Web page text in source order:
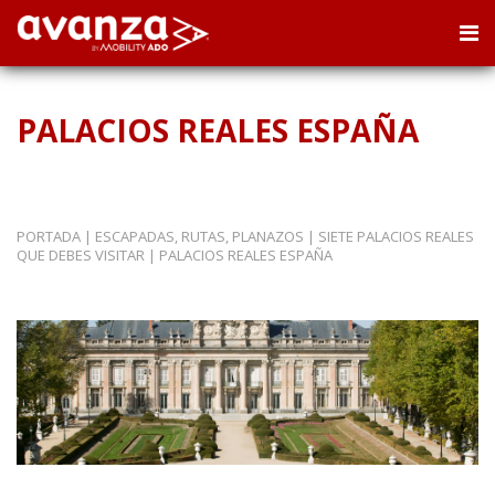
PALACIOS REALES ESPAÑA
PORTADA | ESCAPADAS, RUTAS, PLANAZOS | SIETE PALACIOS REALES
QUE DEBES VISITAR | PALACIOS REALES ESPAÑA